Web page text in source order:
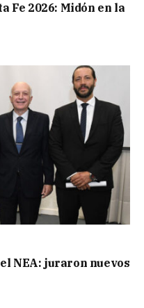
Fe 2026: Midón en la
NEA: juraron nuevos